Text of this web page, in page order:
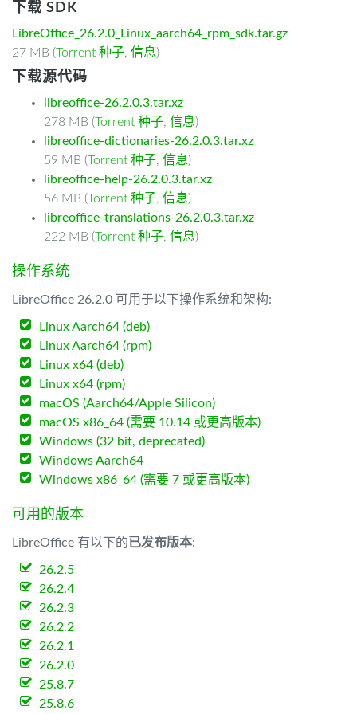
下载 SDK
LibreOffice_26.2.0_Linux_aarch64_rpm_sdk.tar.gz
27 MB (Torrent 种子, 信息)
下载源代码
libreoffice-26.2.0.3.tar.xz
278 MB (Torrent 种子, 信息)
libreoffice-dictionaries-26.2.0.3.tar.xz
59 MB (Torrent 种子, 信息)
libreoffice-help-26.2.0.3.tar.xz
56 MB (Torrent 种子, 信息)
libreoffice-translations-26.2.0.3.tar.xz
222 MB (Torrent 种子, 信息)
操作系统
LibreOffice 26.2.0 可用于以下操作系统和架构:
Linux Aarch64 (deb)
Linux Aarch64 (rpm)
Linux x64 (deb)
Linux x64 (rpm)
macOS (Aarch64/Apple Silicon)
macOS x86_64 (需要 10.14 或更高版本)
Windows (32 bit, deprecated)
Windows Aarch64
Windows x86_64 (需要 7 或更高版本)
可用的版本
LibreOffice 有以下的已发布版本:
26.2.5
26.2.4
26.2.3
26.2.2
26.2.1
26.2.0
25.8.7
25.8.6